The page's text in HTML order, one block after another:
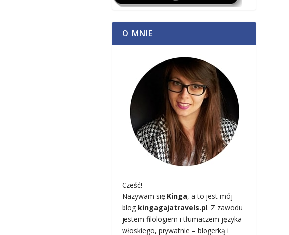
O MNIE
Cześć!
Nazywam się Kinga, a to jest mój
blog kingagajatravels.pl. Z zawodu
jestem filologiem i tłumaczem języka
włoskiego, prywatnie – blogerką i